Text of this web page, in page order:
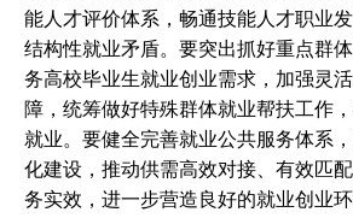
能人才评价体系，畅通技能人才职业
结构性就业矛盾。要突出抓好重点群
务高校毕业生就业创业需求，加强灵
障，统筹做好特殊群体就业帮扶工作
就业。要健全完善就业公共服务体系
化建设，推动供需高效对接、有效匹
务实效，进一步营造良好的就业创业环